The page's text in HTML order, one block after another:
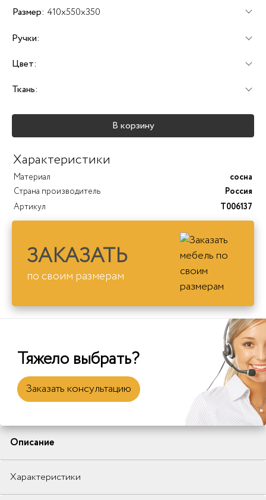
Размер: 410x550x350
Ручки:
Цвет:
Ткань:
В корзину
Характеристики
Материал
сосна
Страна производитель
Россия
Артикул
T006137
ЗАКАЗАТЬ
по своим размерам
Тяжело выбрать?
Заказать консультацию
Описание
Характеристики